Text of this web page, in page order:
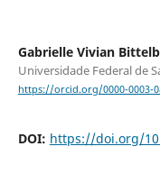
Gabrielle Vivian
Universidade Federal de
https://orcid.org/0000-0003-
DOI: https://doi.org/